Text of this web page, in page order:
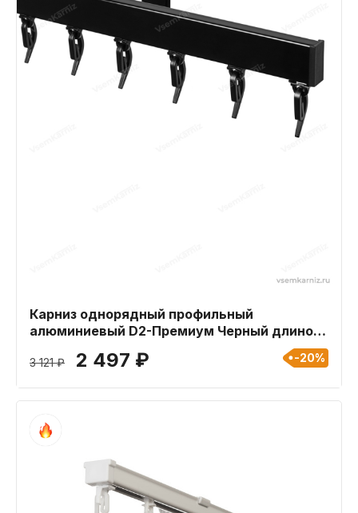
Карниз однорядный профильный
алюминиевый D2-Премиум Черный длиной
3 121 ₽ 2 497 ₽ -20%